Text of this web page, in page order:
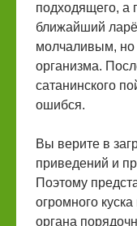
подходящего, а
ближайший
молчаливым,
организма.
сатанинского
ошибся.
Вы верите в
приведений и
Поэтому
огромного
органа